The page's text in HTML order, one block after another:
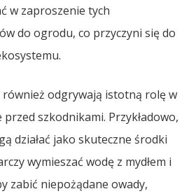
w zaproszenie tych
do ogrodu, co przyczyni się do
odgrywają istotną rolę w
szkodnikami. Przykładowo,
działać jako skuteczne środki
wymieszać wodę z mydłem i
zabić niepożądane owady,